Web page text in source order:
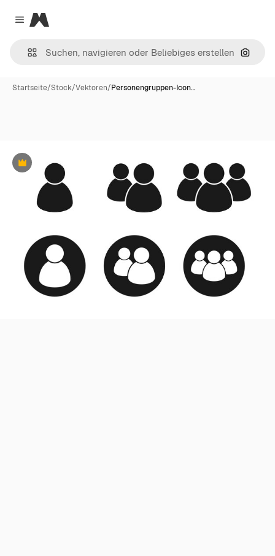
Close menu
Magnific
Nach
Startseite/Stock/Vektoren/Personengruppen-Icon…
Premium